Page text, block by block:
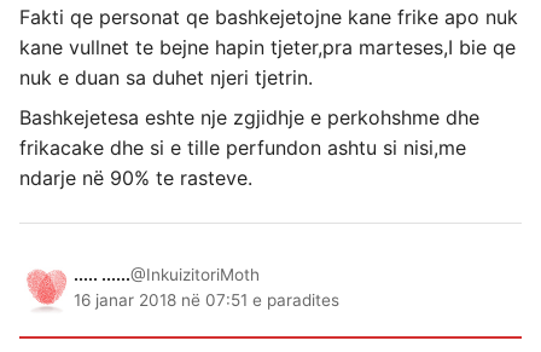
Fakti qe personat qe bashkejetojne kane frike apo nuk
kane vullnet te bejne hapin tjeter,pra marteses,I bie qe
nuk e duan sa duhet njeri tjetrin.
Bashkejetesa eshte nje zgjidhje e perkohshme dhe
frikacake dhe si e tille perfundon ashtu si nisi,me
ndarje në 90% te rasteve.
..... ......@InkuizitoriMoth
16 janar 2018 në 07:51 e paradites